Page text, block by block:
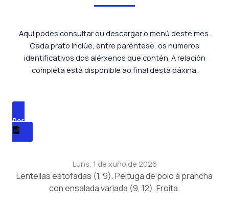
Aquí podes consultar ou descargar o menú deste mes.
Cada prato inclúe, entre paréntese, os números
identificativos dos alérxenos que contén. A relación
completa está dispoñible ao final desta páxina.
Descargar
Luns, 1 de xuño de 2026
Lentellas estofadas (1, 9). Peituga de polo á prancha
con ensalada variada (9, 12). Froita.